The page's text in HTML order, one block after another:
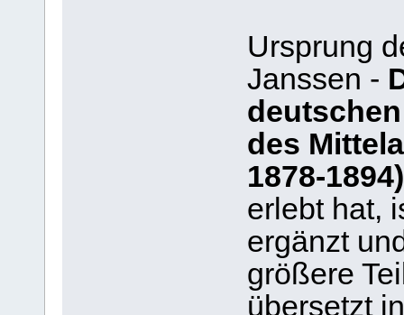
Ursprung
Janssen -
des
1878-1894)
erlebt hat,
ergänzt
größere
übersetzt